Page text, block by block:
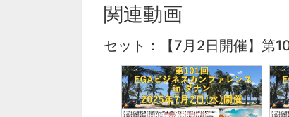
関連動画
セット：【7月2日開催】第